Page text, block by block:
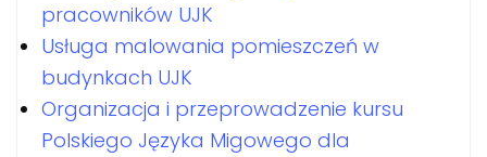
pracowników UJK
Usługa malowania pomieszczeń w
budynkach UJK
Organizacja i przeprowadzenie kursu
Polskiego Języka Migowego dla